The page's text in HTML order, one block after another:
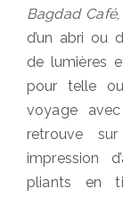
Bagdad Café
d’un abri ou
de lumières
pour telle
voyage
retrouve
impression
pliants en